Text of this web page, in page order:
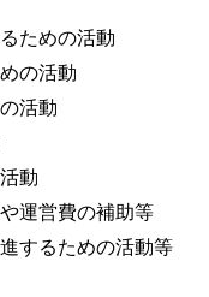
ための活動
の活動
活動
動
運営費の補助等
するための活動等